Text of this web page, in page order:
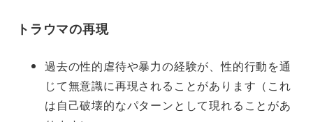
トラウマの再現
過去の性的虐待や暴力の経験が、性的行動を通
じて無意識に再現されることがあります（これ
は自己破壊的なパターンとして現れることがあ